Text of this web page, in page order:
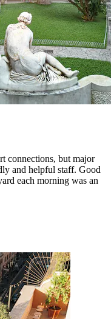
connections, but major
and helpful staff. Good
each morning was an